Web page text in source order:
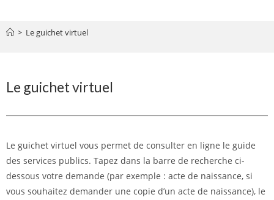
> Le guichet virtuel
Le guichet virtuel
Le guichet virtuel vous permet de consulter en ligne le guide
des services publics. Tapez dans la barre de recherche ci-
dessous votre demande (par exemple : acte de naissance, si
vous souhaitez demander une copie d’un acte de naissance), le